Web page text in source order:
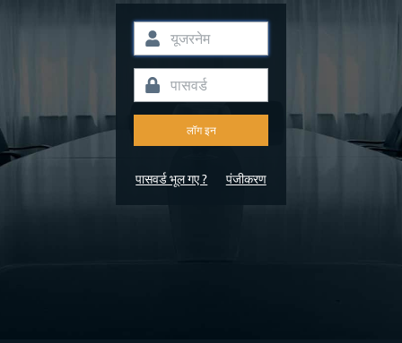
लॉग इन
पासवर्ड भूल गए ? पंजीकरण